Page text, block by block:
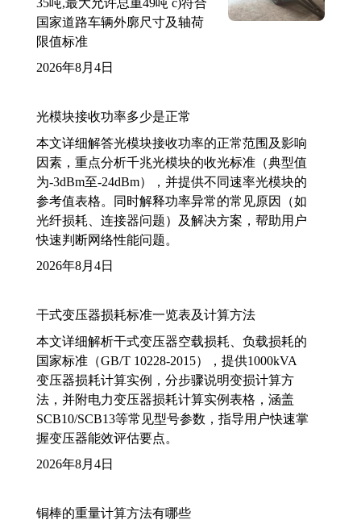
国家道路车辆外廓尺寸及轴荷
限值标准
2026年8月4日
光模块接收功率多少是正常
本文详细解答光模块接收功率的正常范围及影响
因素，重点分析千兆光模块的收光标准（典型值
为-3dBm至-24dBm），并提供不同速率光模块的
参考值表格。同时解释功率异常的常见原因（如
光纤损耗、连接器问题）及解决方案，帮助用户
快速判断网络性能问题。
2026年8月4日
干式变压器损耗标准一览表及计算方法
本文详细解析干式变压器空载损耗、负载损耗的
国家标准（GB/T 10228-2015），提供1000kVA
变压器损耗计算实例，分步骤说明变损计算方
法，并附电力变压器损耗计算实例表格，涵盖
SCB10/SCB13等常见型号参数，指导用户快速掌
握变压器能效评估要点。
2026年8月4日
铜棒的重量计算方法有哪些